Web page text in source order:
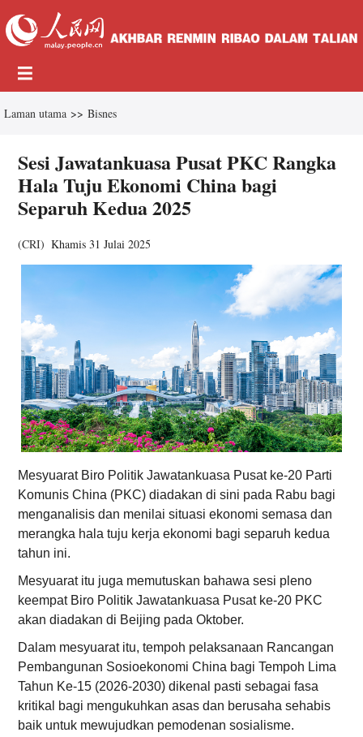
Laman utama >> Bisnes
Sesi Jawatankuasa Pusat PKC Rangka
Hala Tuju Ekonomi China bagi
Separuh Kedua 2025
(CRI) Khamis 31 Julai 2025
Mesyuarat Biro Politik Jawatankuasa Pusat ke-20 Parti
Komunis China (PKC) diadakan di sini pada Rabu bagi
menganalisis dan menilai situasi ekonomi semasa dan
merangka hala tuju kerja ekonomi bagi separuh kedua
tahun ini.
Mesyuarat itu juga memutuskan bahawa sesi pleno
keempat Biro Politik Jawatankuasa Pusat ke-20 PKC
akan diadakan di Beijing pada Oktober.
Dalam mesyuarat itu, tempoh pelaksanaan Rancangan
Pembangunan Sosioekonomi China bagi Tempoh Lima
Tahun Ke-15 (2026-2030) dikenal pasti sebagai fasa
kritikal bagi mengukuhkan asas dan berusaha sehabis
baik untuk mewujudkan pemodenan sosialisme.